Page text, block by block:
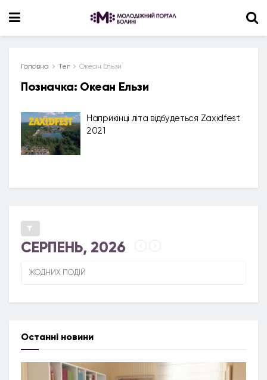
Головна Тег Океан Ельзи
Позначка: Океан Ельзи
Наприкінці літа відбудеться Zaхidfest
2021
СЕРПЕНЬ, 2026
ЖОДНИХ ПОДІЙ
Останні новини